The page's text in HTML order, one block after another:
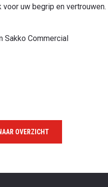
voor uw begrip en vertrouwen.
Sakko Commercial
OVERZICHT